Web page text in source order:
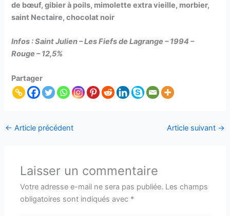
de bœuf, gibier à poils, mimolette extra vieille, morbier,
saint Nectaire, chocolat noir
Infos : Saint Julien – Les Fiefs de Lagrange – 1994 –
Rouge – 12,5%
Partager
← Article précédent Article suivant →
Laisser un commentaire
Votre adresse e-mail ne sera pas publiée. Les champs
obligatoires sont indiqués avec *